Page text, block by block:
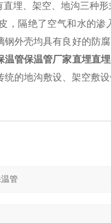
埋、架空、地沟三种形
，隔绝了空气和水的
外壳均具有良好的防
温管保温管厂家直埋直埋
的地沟敷设、架空敷设